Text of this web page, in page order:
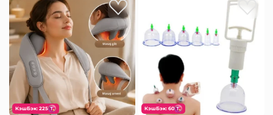
КэшБэк: 225 КэшБэк: 60